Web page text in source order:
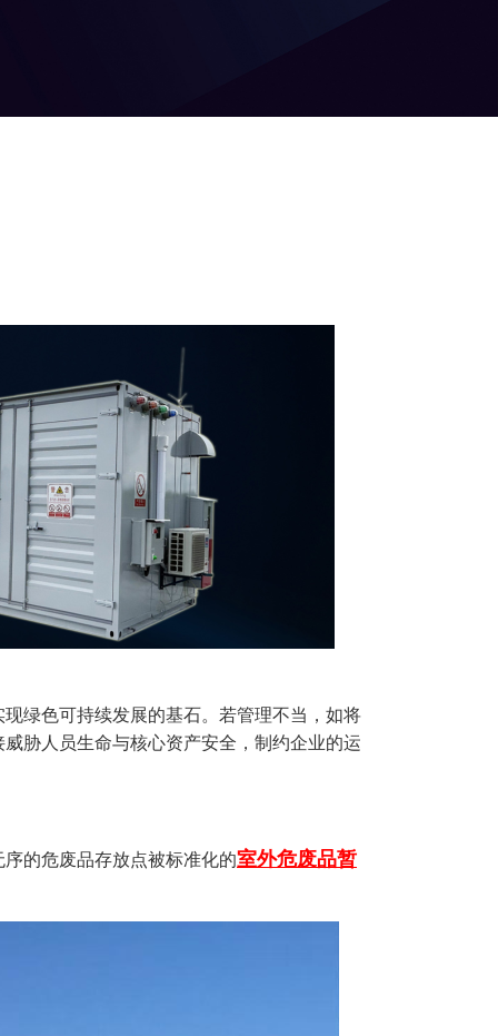
绿色可持续发展的基石。若管理不当，如将
胁人员生命与核心资产安全，制约企业的运
的危废品存放点被标准化的室外危废品暂